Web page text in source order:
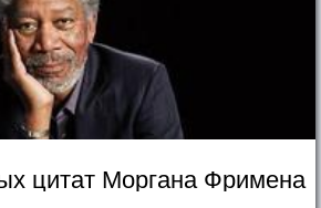
цитат Моргана Фримена